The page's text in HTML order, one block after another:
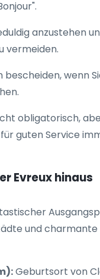
anzustehen
vermeiden.
bescheiden, wenn
obligatorisch,
guten Service
Evreux hinaus
und charmante
Geburtsort von